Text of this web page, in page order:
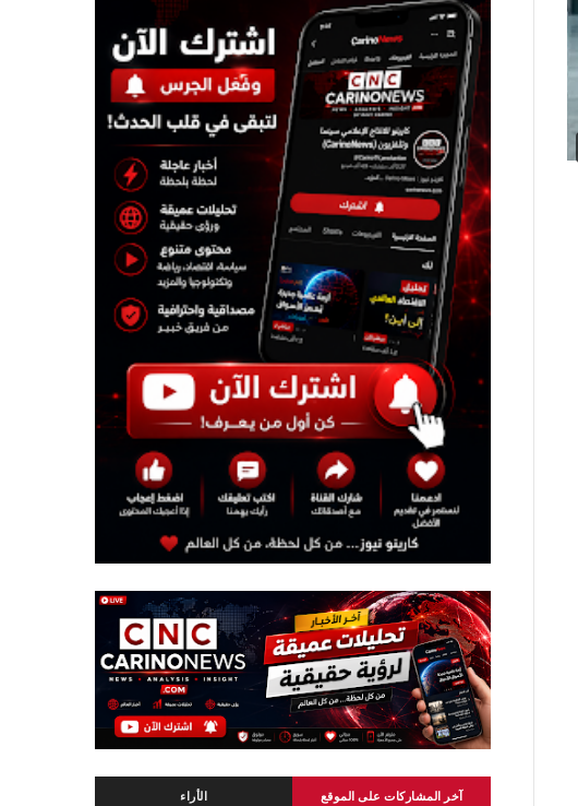
آخر المشاركات على الموقع الأراء